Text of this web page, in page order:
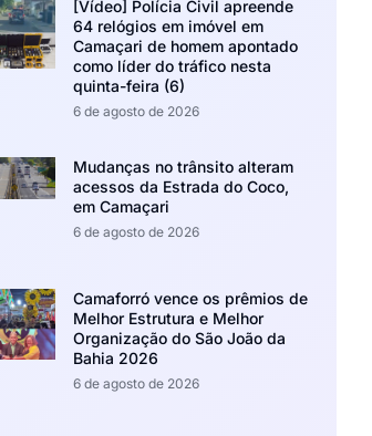
[Vídeo] Polícia Civil apreende
64 relógios em imóvel em
Camaçari de homem apontado
como líder do tráfico nesta
quinta-feira (6)
6 de agosto de 2026
Mudanças no trânsito alteram
acessos da Estrada do Coco,
em Camaçari
6 de agosto de 2026
Camaforró vence os prêmios de
Melhor Estrutura e Melhor
Organização do São João da
Bahia 2026
6 de agosto de 2026